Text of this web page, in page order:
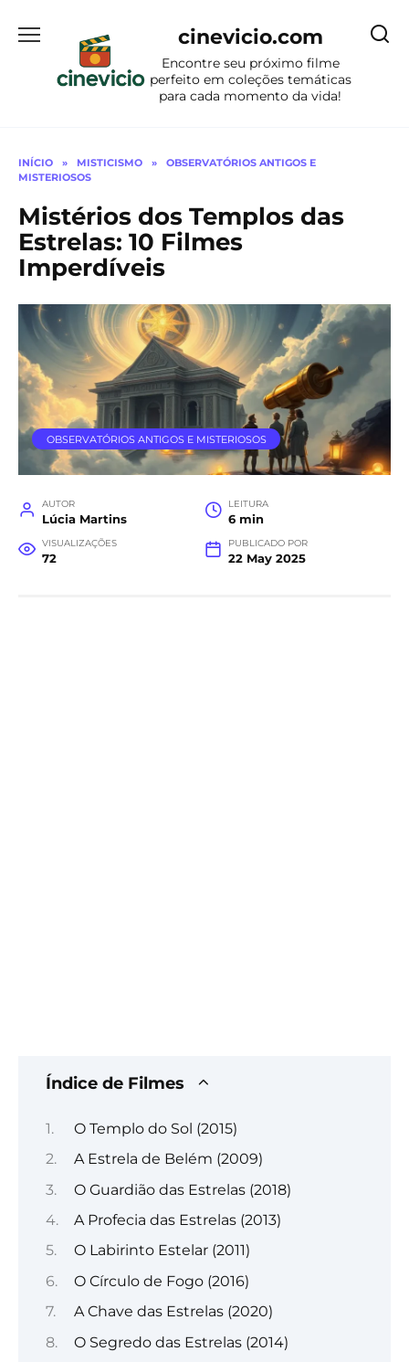
para
conteúdo
cinevicio.com
Encontre seu próximo filme
perfeito em coleções temáticas
para cada momento da vida!
INÍCIO » MISTICISMO »
OBSERVATÓRIOS ANTIGOS E
MISTERIOSOS
Mistérios dos Templos das
Estrelas: 10 Filmes
Imperdíveis
OBSERVATÓRIOS ANTIGOS E MISTERIOSOS
AUTOR
Lúcia Martins
LEITURA
6 min
VISUALIZAÇÕES
72
PUBLICADO POR
22 May 2025
Índice de Filmes
O Templo do Sol (2015)
A Estrela de Belém (2009)
O Guardião das Estrelas (2018)
A Profecia das Estrelas (2013)
O Labirinto Estelar (2011)
O Círculo de Fogo (2016)
A Chave das Estrelas (2020)
O Segredo das Estrelas (2014)